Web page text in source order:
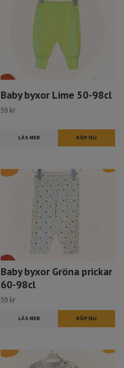
Baby byxor Lime 50-98cl
59 kr
LÄS MER KÖP NU
Baby byxor Gröna prickar
60-98cl
59 kr
LÄS MER KÖP NU